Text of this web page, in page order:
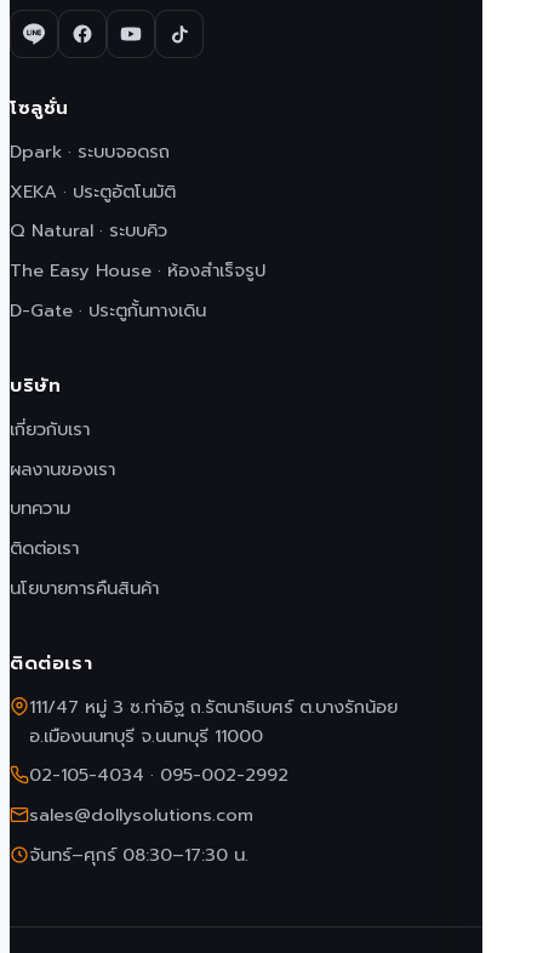
โซลูชั่น
Dpark · ระบบจอดรถ
XEKA · ประตูอัตโนมัติ
Q Natural · ระบบคิว
The Easy House · ห้องสำเร็จรูป
D-Gate · ประตูกั้นทางเดิน
บริษัท
เกี่ยวกับเรา
ผลงานของเรา
บทความ
ติดต่อเรา
นโยบายการคืนสินค้า
ติดต่อเรา
111/47 หมู่ 3 ซ.ท่าอิฐ ถ.รัตนาธิเบศร์ ต.บางรักน้อย
อ.เมืองนนทบุรี จ.นนทบุรี 11000
02-105-4034 · 095-002-2992
sales@dollysolutions.com
จันทร์–ศุกร์ 08:30–17:30 น.